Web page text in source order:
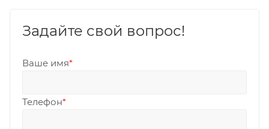
Задайте свой вопрос!
Ваше имя*
Телефон*